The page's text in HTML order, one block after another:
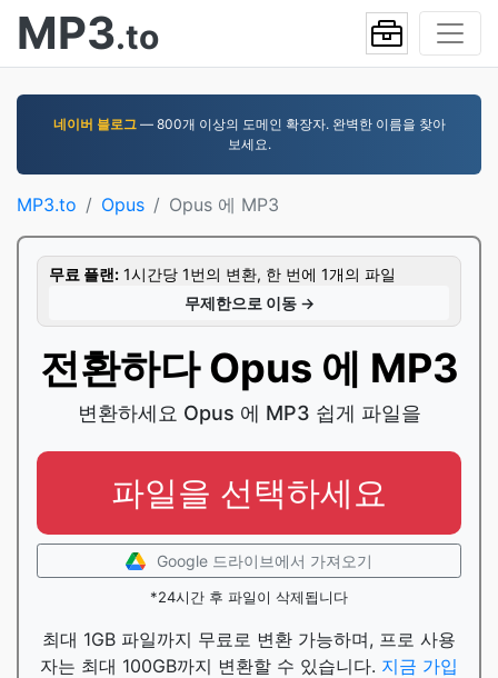
MP3.to
네이버 블로그— 800개 이상의 도메인 확장자. 완벽한 이름을 찾아
보세요.
MP3.to Opus Opus 에 MP3
무료 플랜: 1시간당 1번의 변환, 한 번에 1개의 파일
무제한으로 이동 →
전환하다 Opus 에 MP3
변환하세요 Opus 에 MP3 쉽게 파일을
파일을 선택하세요
Google 드라이브에서 가져오기
*24시간 후 파일이 삭제됩니다
최대 1GB 파일까지 무료로 변환 가능하며, 프로 사용
자는 최대 100GB까지 변환할 수 있습니다. 지금 가입